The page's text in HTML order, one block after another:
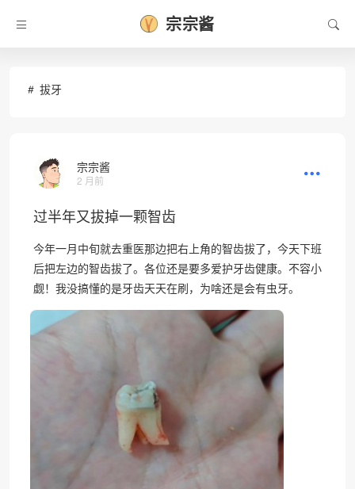
宗宗酱
拔牙
宗宗酱
2 月前
过半年又拔掉一颗智齿
今年一月中旬就去重医那边把右上角的智齿拔了，今天下班
后把左边的智齿拔了。各位还是要多爱护牙齿健康。不容小
觑！我没搞懂的是牙齿天天在刷，为啥还是会有虫牙。